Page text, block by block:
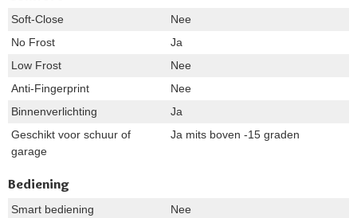
Soft-Close
Nee
No Frost
Ja
Low Frost
Nee
Anti-Fingerprint
Nee
Binnenverlichting
Ja
Geschikt voor schuur of
garage
Ja mits boven -15 graden
Bediening
Smart bediening Nee